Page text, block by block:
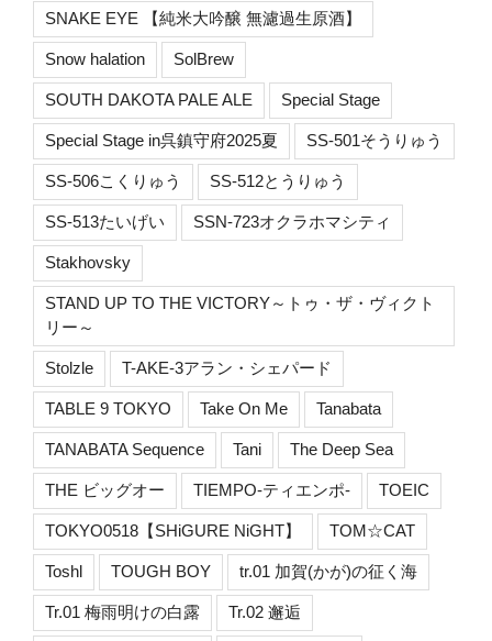
SNAKE EYE 【純米大吟醸 無濾過生原酒】
Snow halation SolBrew
SOUTH DAKOTA PALE ALE Special Stage
Special Stage in呉鎮守府2025夏 SS-501そうりゅう
SS-506こくりゅう SS-512とうりゅう
SS-513たいげい SSN-723オクラホマシティ
Stakhovsky
STAND UP TO THE VICTORY～トゥ・ザ・ヴィクト
リー～
Stolzle T-AKE-3アラン・シェパード
TABLE 9 TOKYO Take On Me Tanabata
TANABATA Sequence Tani The Deep Sea
THE ビッグオー TIEMPO-ティエンポ- TOEIC
TOKYO0518【SHiGURE NiGHT】 TOM☆CAT
Toshl TOUGH BOY tr.01 加賀(かが)の征く海
Tr.01 梅雨明けの白露 Tr.02 邂逅